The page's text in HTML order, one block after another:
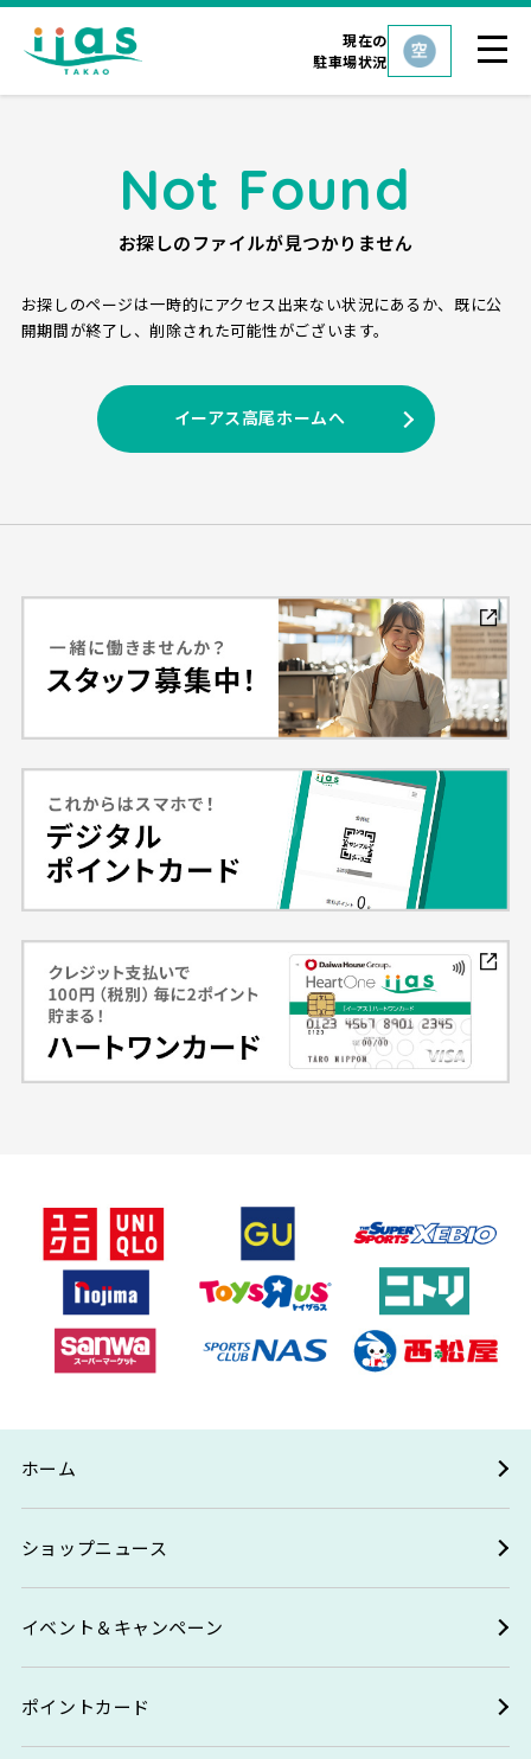
現在の
駐車場状況
Not Found
お探しのファイルが見つかりません
お探しのページは一時的にアクセス出来ない状況にあるか、既に公
開期間が終了し、削除された可能性がございます。
イーアス高尾ホームへ
ホーム
ショップニュース
イベント＆キャンペーン
ポイントカード